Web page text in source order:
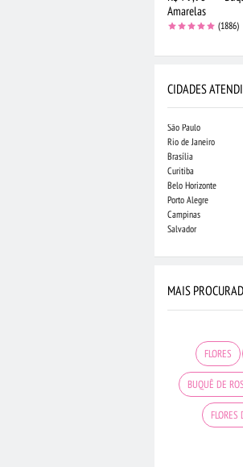
Amarelas
(1886)
CIDADES
São Paulo
Rio de Janeiro
Brasília
Curitiba
Belo Horizonte
Porto Alegre
Campinas
Salvador
MAIS
FLORES
BUQUÊ DE
FLORES